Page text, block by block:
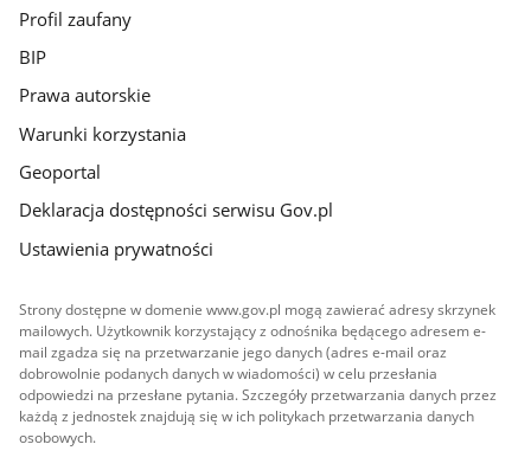
Profil zaufany
BIP
Prawa autorskie
Warunki korzystania
Geoportal
Deklaracja dostępności serwisu Gov.pl
Ustawienia prywatności
Strony dostępne w domenie www.gov.pl mogą zawierać adresy skrzynek
mailowych. Użytkownik korzystający z odnośnika będącego adresem e-
mail zgadza się na przetwarzanie jego danych (adres e-mail oraz
dobrowolnie podanych danych w wiadomości) w celu przesłania
odpowiedzi na przesłane pytania. Szczegóły przetwarzania danych przez
każdą z jednostek znajdują się w ich politykach przetwarzania danych
osobowych.